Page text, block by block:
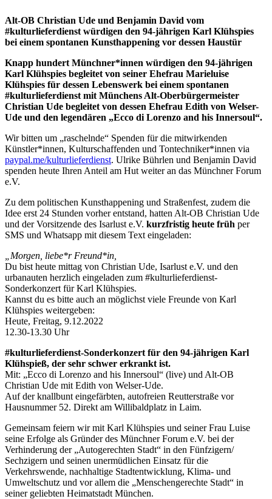
Alt-OB Christian Ude und Benjamin David vom
#kulturlieferdienst würdigen den 94-jährigen Karl Klühspies
bei einem spontanen Kunsthappening vor dessen Haustür
Knapp hundert Münchner*innen würdigen den 94-jährigen
Karl Klühspies begleitet von seiner Ehefrau Marieluise
Klühspies für dessen Lebenswerk bei einem spontanen
#kulturlieferdienst mit Münchens Alt-Oberbürgermeister
Christian Ude begleitet von dessen Ehefrau Edith von Welser-
Ude und den legendären „Ecco di Lorenzo and his Innersoul“.
Wir bitten um „raschelnde“ Spenden für die mitwirkenden
Künstler*innen, Kulturschaffenden und Tontechniker*innen via
paypal.me/kulturlieferdienst. Ulrike Bührlen und Benjamin David
spenden heute Ihren Anteil am Hut weiter an das Münchner Forum
e.V.
Zu dem politischen Kunsthappening und Straßenfest, zudem die
Idee erst 24 Stunden vorher entstand, hatten Alt-OB Christian Ude
und der Vorsitzende des Isarlust e.V. kurzfristig heute früh per
SMS und Whatsapp mit diesem Text eingeladen:
„Morgen, liebe*r Freund*in,
Du bist heute mittag von Christian Ude, Isarlust e.V. und den
urbanauten herzlich eingeladen zum #kulturlieferdienst-
Sonderkonzert für Karl Klühspies.
Kannst du es bitte auch an möglichst viele Freunde von Karl
Klühspies weitergeben:
Heute, Freitag, 9.12.2022
12.30-13.30 Uhr
#kulturlieferdienst-Sonderkonzert für den 94-jährigen Karl
Klühspieß, der sehr schwer erkrankt ist.
Mit: „Ecco di Lorenzo and his Innersoul“ (live) und Alt-OB
Christian Ude mit Edith von Welser-Ude.
Auf der knallbunt eingefärbten, autofreien Reutterstraße vor
Hausnummer 52. Direkt am Willibaldplatz in Laim.
Gemeinsam feiern wir mit Karl Klühspies und seiner Frau Luise
seine Erfolge als Gründer des Münchner Forum e.V. bei der
Verhinderung der „Autogerechten Stadt“ in den Fünfzigern/
Sechzigern und seinen unermüdlichen Einsatz für die
Verkehrswende, nachhaltige Stadtentwicklung, Klima- und
Umweltschutz und vor allem die „Menschengerechte Stadt“ in
seiner geliebten Heimatstadt München.